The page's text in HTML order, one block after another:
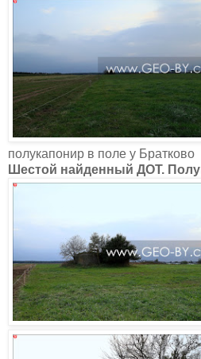
полукапонир в поле у Братково
Шестой найденный ДОТ.